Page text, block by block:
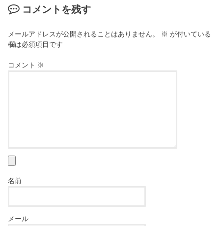
コメントを残す
メールアドレスが公開されることはありません。 ※ が付いている
欄は必須項目です
コメント ※
名前
メール